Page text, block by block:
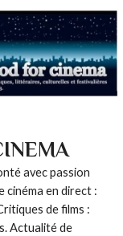
avec passion
cinéma en direct :
de films :
Actualité de